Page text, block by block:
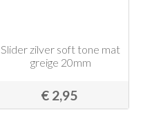
Slider zilver soft tone mat
greige 20mm
€ 2,95